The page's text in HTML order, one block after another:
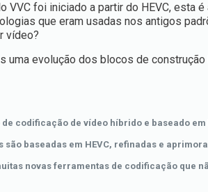
VVC foi iniciado a partir do HEVC, esta
que eram usadas nos antigos
vídeo?
uma evolução dos blocos de
de codificação de vídeo híbrido e baseado
baseadas em HEVC, refinadas e
novas ferramentas de codificação que